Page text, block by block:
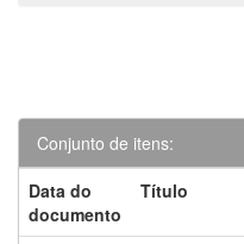
Conjunto de itens:
Data do
documento
Título